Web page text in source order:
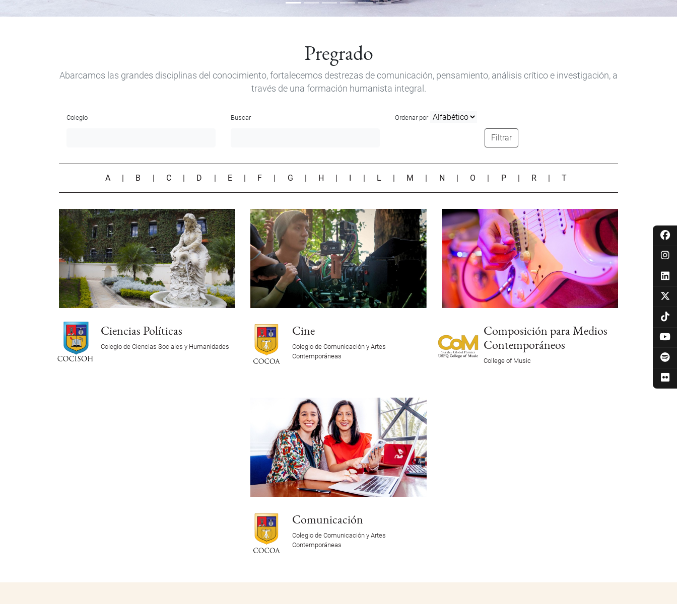
Pregrado
Abarcamos las grandes disciplinas del conocimiento, fortalecemos destrezas de comunicación, pensamiento, análisis crítico e investigación, a
través de una formación humanista integral.
Colegio Buscar Ordenar por
Filtrar
A B C D E F G H L M N O P R |T
Ciencias Políticas
Colegio de Ciencias Sociales y Humanidades
Cine
Colegio de Comunicación y Artes
Contemporáneas
Composición para Medios
Contemporáneos
College of Music
Comunicación
Colegio de Comunicación y Artes
Contemporáneas